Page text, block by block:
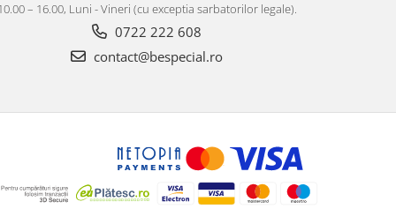
– 16.00, Luni - Vineri (cu exceptia sarbatorilor legale).
0722 222 608
contact@bespecial.ro